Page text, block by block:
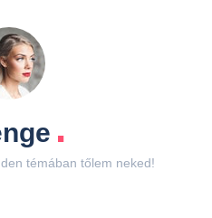
.
témában tőlem neked!